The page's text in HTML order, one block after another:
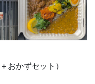
おかずセット）